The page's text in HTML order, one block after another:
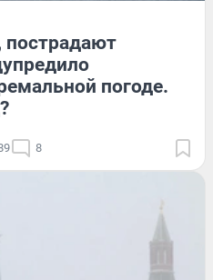
пострадают
погоде.
8